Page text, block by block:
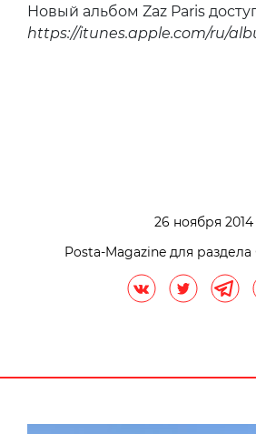
Новый альбом Zaz Paris
https://itunes.apple.com/ru/
26 ноября 2014
Posta-Magazine для